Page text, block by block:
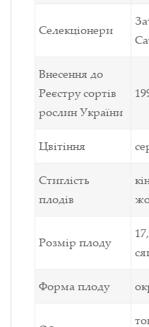
Селекціонери
Внесення до
Реєструсортів
рослин України
Цвітіння
Стиглість
плодів
Розмір плоду
Форма плоду